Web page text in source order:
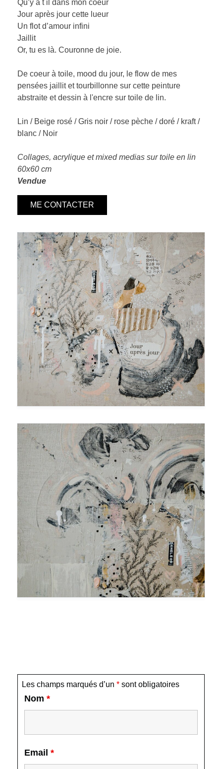
Qu’y a t il dans mon coeur
Jour après jour cette lueur
Un flot d’amour infini
Jaillit
Or, tu es là. Couronne de joie.
De coeur à toile, mood du jour, le flow de mes
pensées jaillit et tourbillonne sur cette peinture
abstraite et dessin à l'encre sur toile de lin.
Lin / Beige rosé / Gris noir / rose pèche / doré / kraft /
blanc / Noir
Collages, acrylique et mixed medias sur toile en lin
60x60 cm
Vendue
ME CONTACTER
Les champs marqués d’un * sont obligatoires
Nom *
Email *